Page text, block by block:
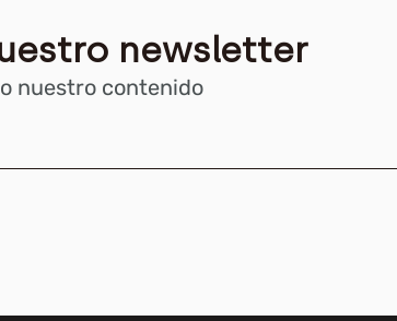
newsletter
nuestro contenido